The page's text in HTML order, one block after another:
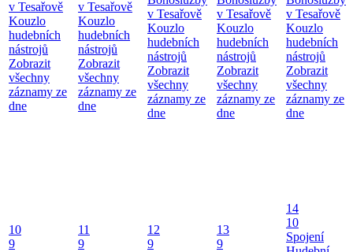
v Tesařově
Kouzlo
hudebních
nástrojů
Zobrazit
všechny
záznamy ze
dne
v Tesařově
Kouzlo
hudebních
nástrojů
Zobrazit
všechny
záznamy ze
dne
v Tesařově
Kouzlo
hudebních
nástrojů
Zobrazit
všechny
záznamy ze
dne
v Tesařově
Kouzlo
hudebních
nástrojů
Zobrazit
všechny
záznamy ze
dne
v Tesařově
Kouzlo
hudebních
nástrojů
Zobrazit
všechny
záznamy ze
dne
10
9
11
9
12
9
13
9
14
10
Spojení